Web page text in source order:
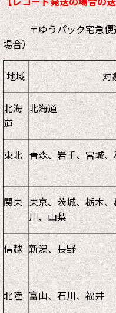
〒ゆうパック宅急便送
場合）
地域 対
北海
道
北海道
東北 青森、岩手、宮城
関東
東京、茨城、栃木
川、山梨
信越 新潟、長野
北陸 富山、石川、福井